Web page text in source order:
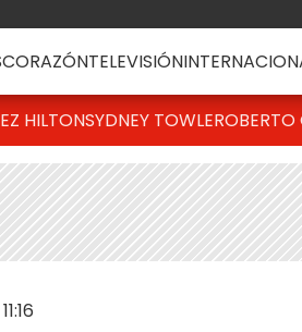
CORAZÓNTELEVISIÓN
HILTONSYDNEY TOWLE